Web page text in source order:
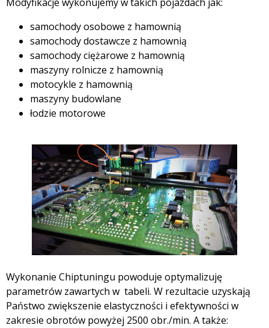
samochody osobowe z hamownią
samochody dostawcze z hamownią
samochody ciężarowe z hamownią
maszyny rolnicze z hamownią
motocykle z hamownią
maszyny budowlane
łodzie motorowe
Wykonanie Chiptuningu powoduje optymalizuję
parametrów zawartych w tabeli. W rezultacie uzyskają
Państwo zwiększenie elastyczności i efektywności w
zakresie obrotów powyżej 2500 obr./min. A także: